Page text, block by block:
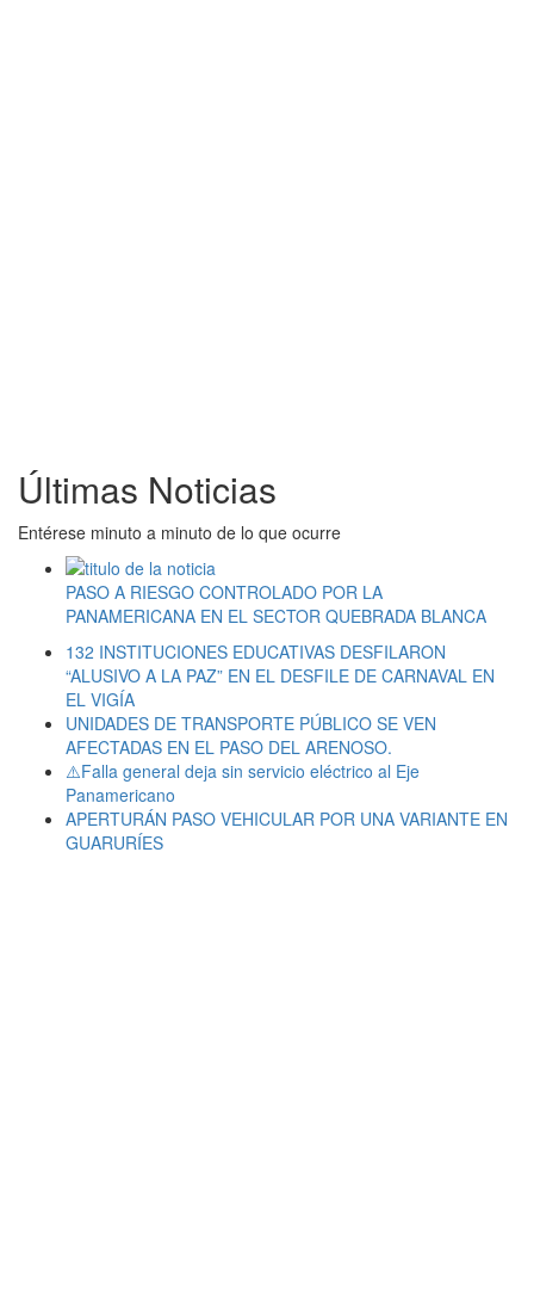
Últimas Noticias
Entérese minuto a minuto de lo que ocurre
PASO A RIESGO CONTROLADO POR LA
PANAMERICANA EN EL SECTOR QUEBRADA BLANCA
132 INSTITUCIONES EDUCATIVAS DESFILARON
“ALUSIVO A LA PAZ” EN EL DESFILE DE CARNAVAL EN
EL VIGÍA
UNIDADES DE TRANSPORTE PÚBLICO SE VEN
AFECTADAS EN EL PASO DEL ARENOSO.
⚠️Falla general deja sin servicio eléctrico al Eje
Panamericano
APERTURÁN PASO VEHICULAR POR UNA VARIANTE EN
GUARURÍES